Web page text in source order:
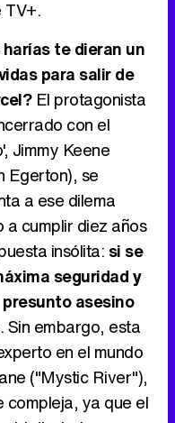
TV+.
harías te dieran un
para salir de
El protagonista
con el
Jimmy Keene
Egerton), se
a ese dilema
cumplir diez años
insólita: si se
seguridad y
asesino
. Sin embargo, esta
en el mundo
("Mystic River"),
compleja, ya que el